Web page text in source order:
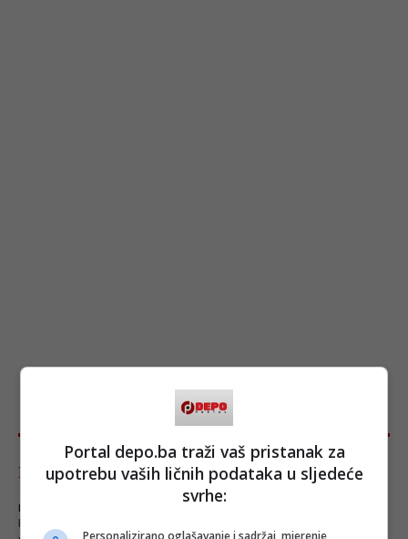
Komentari - Ukupno 125
Portal depo.ba traži vaš pristanak za
upotrebu vaših ličnih podataka u sljedeće
svrhe:
Personalizirano oglašavanje i sadržaj, mjerenje